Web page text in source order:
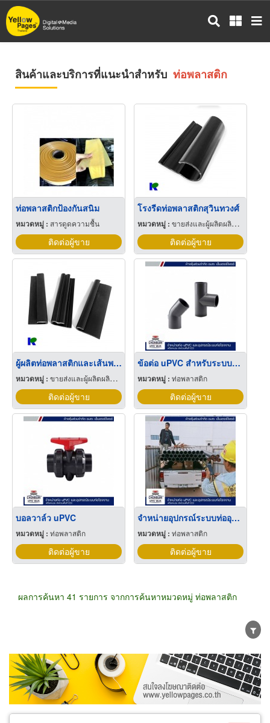
ข้าม
ไป
สินค้าและบริการที่แนะนำสำหรับ ท่อพลาสติก
ท่อพลาสติกป้องกันสนิม
หมวดหมู่ : สารดูดความชื้น
ติดต่อผู้ขาย
โรงรีดท่อพลาสติกสุวินทวงศ์
หมวดหมู่ :ขายส่งและผู้ผลิตผลิตภัณฑ์พิเศษพลาสติก
ติดต่อผู้ขาย
ผู้ผลิตท่อพลาสติกและเส้นพลาสติกโปรไฟล์
หมวดหมู่ : ขายส่งและผู้ผลิตผลิตภัณฑ์พิเศษพลาสติก
ติดต่อผู้ขาย
ข้อต่อ uPVC สำหรับระบบท่ออุตสาหกรรม
หมวดหมู่ :ท่อพลาสติก
ติดต่อผู้ขาย
บอลวาล์ว uPVC
หมวดหมู่ : ท่อพลาสติก
ติดต่อผู้ขาย
จำหน่ายอุปกรณ์ระบบท่ออุตสาหกรรม ชลบุรี
หมวดหมู่ :ท่อพลาสติก
ติดต่อผู้ขาย
ผลการค้นหา 41 รายการ จากการค้นหาหมวดหมู่ ท่อพลาสติก
ขายส่ง ขายปลีก ผู้ผลิต
ตัวแทนจัดจำหน่าย
ผู้ส่งออก/นำเข้า
ธุรกิจบริการ